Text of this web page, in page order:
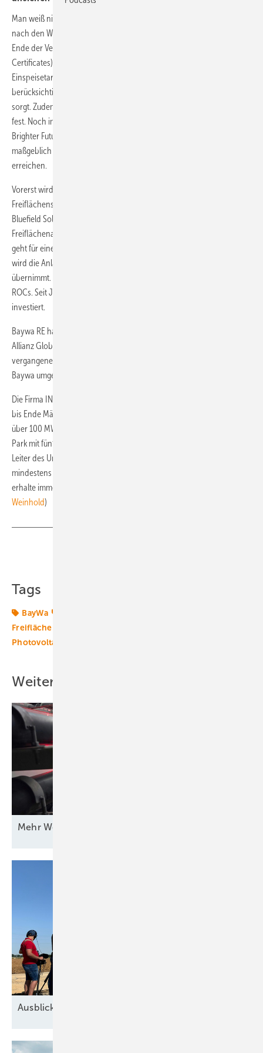
Man weiß nicht, welche Veränderungen für die Regenerativbranche
nach den Wahlen im Königreich anstehen. Und auch das absehbare
Ende der Vergütung über das ROC-System (Renewables Obligation
Certificates) führt zu Verunsicherung. Vorgesehen ist ein
Einspeisetarif, der Atomkraft und Erneuerbare gleichermaßen
berücksichtigt – was in der Regenerativbranche für Verärgerung
sorgt. Zudem stehen die Detailregelungen dafür immer noch nicht
fest. Noch im Oktober 2013 haben die Briten eine "Roadmap to a
Brighter Future" veröffentlicht, in der gesagt wird, dass Photovoltaik
maßgeblich helfen soll, 15 Prozent Regenerativanteil bis 2020 zu
erreichen.
Vorerst wird aber an einem der wenigen lukrativen
Freiflächenstandorte Europas mit Hochdruck gebaut. Der britische
Bluefield Solar Income Fund hat gerade seine zehn große
Freiflächenanlage erworben. Die 17,5-MW-Anlage in Hertfordshire
geht für einen Preis von 19 Millionen Pfund an den Investor. Gebaut
wird die Anlage von der Firma Solarcentury, die auch den Service
übernimmt. Der Park erhält voraussichtlich eine Vergütung von 1,4
ROCs. Seit Juli 2013 hat Bluefield in Solarparks mit zusammen 128 MW
investiert.
Baywa RE hat den britischen Solarpark Great Glemham an den die
Allianz Global Investors veräußert. Der 19,5-MW-Park wurde im Herbst
vergangenen Jahres als eines von fünf Freiflächenprojekten von
Baywa umgesetzt.
Die Firma INRG Solar aus Eastleigh in Großbritannien hat angekündigt,
bis Ende März 2015 in Großbritannien Photovoltaik-Kraftwerke mit
über 100 MW Nennleistung bauen zu wollen. Gerade hat INRG einen
Park mit fünf MW in North Dorset fertig gestellt. Der kaufmännische
Leiter des Unternehmens, David Dean, sagte, Großkraftwerke mit
mindestens fünf MW seien besonders attraktiv für seine Firma. Er
erhalte immer mehr Anfragen in dieser Größenordnung. (
Weinhold)
Tags
BayWa
Freiflächenanlagen
Photovoltaikmarkt
Weitere Inhalte
Mehr Wert für
Ausblick der Windbranche: Was kommt 2026?